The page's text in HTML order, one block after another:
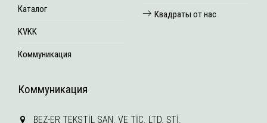
Каталог
KVKK
Коммуникация
Квадраты от нас
Коммуникация
BEZ-ER TEKSTİL SAN. VE TİC. LTD. ŞTİ.